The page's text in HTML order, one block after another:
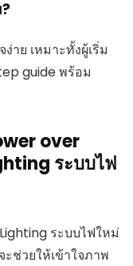
าย เหมาะทั้งผู้เริ่ม
guide พร้อม
over
ระบบไฟ
ระบบไฟใหม่
ช่วยให้เข้าใจภาพ